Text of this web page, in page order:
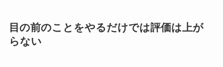
目の前のことをやるだけでは評価は上が
らない